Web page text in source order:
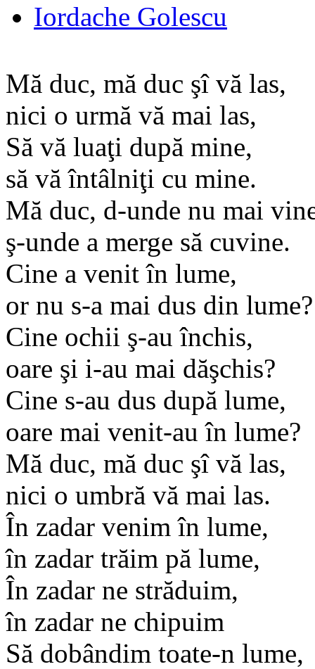
Iordache Golescu
Mă duc, mă duc şî vă las,
nici o urmă vă mai las,
Să vă luaţi după mine,
să vă întâlniţi cu mine.
Mă duc, d-unde nu mai
ş-unde a merge să cuvine.
Cine a venit în lume,
or nu s-a mai dus din lume?
Cine ochii ş-au închis,
oare şi i-au mai dăşchis?
Cine s-au dus după lume,
oare mai venit-au în lume?
Mă duc, mă duc şî vă las,
nici o umbră vă mai las.
În zadar venim în lume,
în zadar trăim pă lume,
În zadar ne străduim,
în zadar ne chipuim
Să dobândim toate-n lume,